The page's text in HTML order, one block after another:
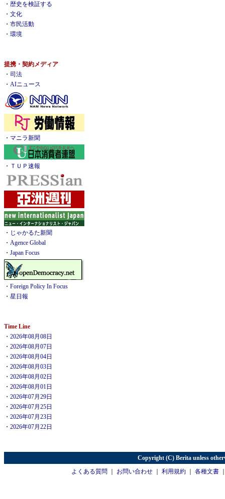
・ 歴史を検証する
・ 文化
・ 市民活動
・ 環境
提携・契約メディア
・ 司法
・ AIニュース
・ マニラ新聞
・ ＴＵＰ速報
・ じゃかるた新聞
・ Agence Global
・ Japan Focus
・ Foreign Policy In Focus
・ 星日報
Time Line
・ 2026年08月08日
・ 2026年08月07日
・ 2026年08月04日
・ 2026年08月03日
・ 2026年08月02日
・ 2026年08月01日
・ 2026年07月29日
・ 2026年07月25日
・ 2026年07月23日
・ 2026年07月22日
Copyright (C) Berita unless
よくある質問
お問い合わせ 利用規約 各種文書